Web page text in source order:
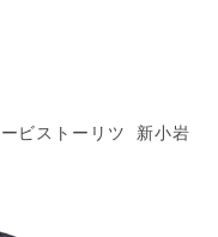
ビストーリツ 新小岩